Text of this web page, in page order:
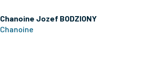
Chanoine Jozef BODZIONY
Chanoine